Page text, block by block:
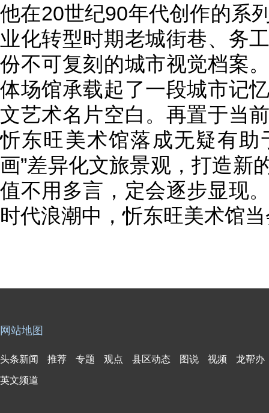
他在20世纪90年代创作的系
业化转型时期老城街巷、务
份不可复刻的城市视觉档案
体场馆承载起了一段城市记
文艺术名片空白。再置于当
忻东旺美术馆落成无疑有助
画”差异化文旅景观，打造新
值不用多言，定会逐步显现
时代浪潮中，忻东旺美术馆
网站地图
头条新闻 推荐 专题 观点 县区动态 图说 视频 龙帮办
英文频道